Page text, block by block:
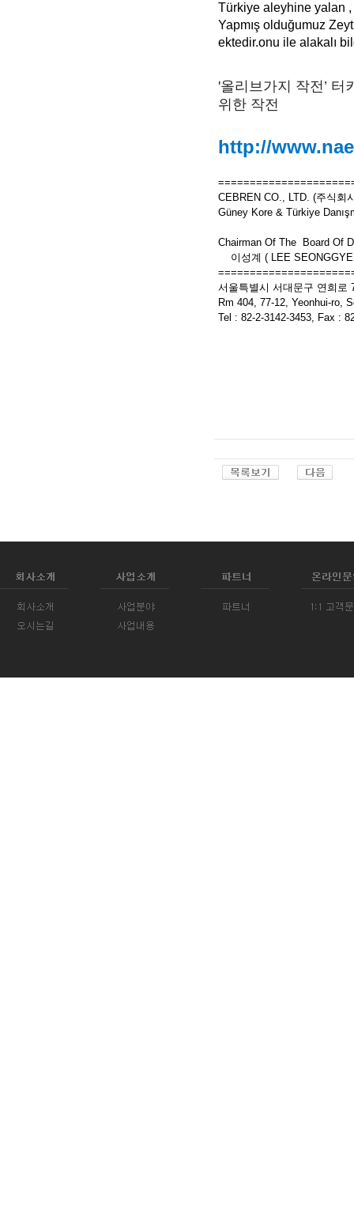
Türkiye aleyhine yalan ,
Yapmış olduğumuz
ektedir.onu ile alakalı
'올리브가지 작전’
위한 작전
http://
CEBREN CO., LTD. (주식회
Güney Kore & Türkiye
Chairman Of The Board
이성계 ( LEE
서울특별시 서대문구 연희로
Rm 404, 77-12, Yeonhui-ro,
Tel : 82-2-3142-3453, Fax